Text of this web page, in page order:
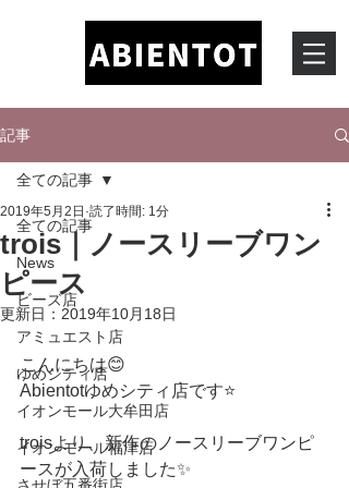
記事
全ての記事
News
ビーズ店
アミュエスト店
ゆめシティ店
イオンモール大牟田店
イオンモール福津店
全ての記事
trois｜ノースリーブワン
ピース
2019年5月2日 読了時間: 1分
更新日： 2019年10月18日
こんにちは😊
Abientotゆめシティ店です⭐️
troisより、新作のノースリーブワンピ
ースが入荷しました✨